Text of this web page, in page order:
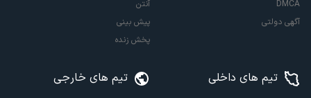
DMCA
آگهی دولتی
آنتن
پیش بینی
پخش زنده
تیم های داخلی تیم های خارجی